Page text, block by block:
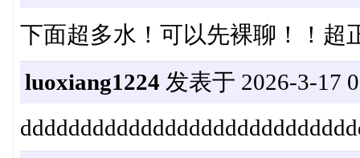
下面超多水！可以先裸聊！！超
luoxiang1224 发表于 2026-3-17